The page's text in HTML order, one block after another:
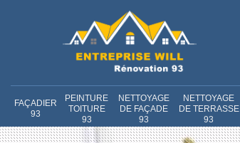
FAÇADIER
93
PEINTURE
TOITURE
93
NETTOYAGE
DE FAÇADE
93
NETTOYAGE
DE TERRASSE
93